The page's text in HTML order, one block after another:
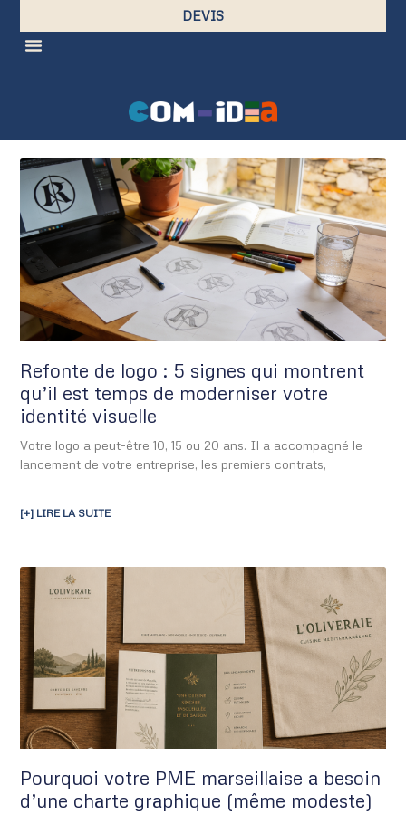
DEVIS
Refonte de logo : 5 signes qui montrent
qu’il est temps de moderniser votre
identité visuelle
Votre logo a peut-être 10, 15 ou 20 ans. Il a accompagné le
lancement de votre entreprise, les premiers contrats,
[+] LIRE LA SUITE
Pourquoi votre PME marseillaise a besoin
d’une charte graphique (même modeste)